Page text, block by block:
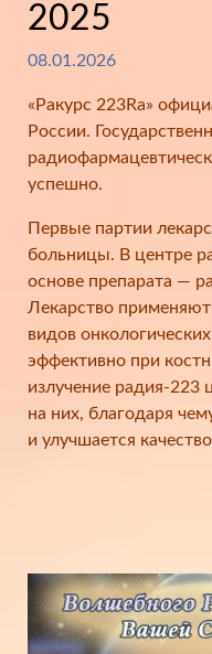
2025
08.01.2026
«Ракурс 223Ra»
России.
успешно.
Первые партии
больницы. В центре
основе препарата —
Лекарство
видов
эффективно при
излучение радия-223
на них, благодаря
и улучшается